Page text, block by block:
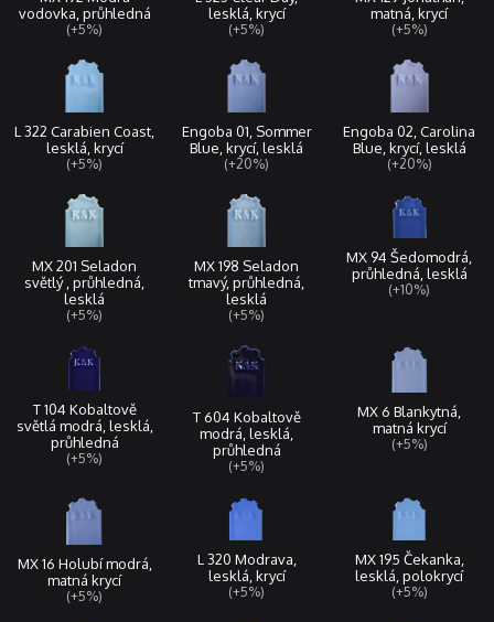
vodovka, průhledná
(+5%)
lesklá, krycí
(+5%)
matná, krycí
(+5%)
L 322 Carabien Coast,
lesklá, krycí
(+5%)
Engoba 01, Sommer
Blue, krycí, lesklá
(+20%)
Engoba 02, Carolina
Blue, krycí, lesklá
(+20%)
MX 201 Seladon
světlý , průhledná,
lesklá
(+5%)
MX 198 Seladon
tmavý, průhledná,
lesklá
(+5%)
MX 94 Šedomodrá,
průhledná, lesklá
(+10%)
T 104 Kobaltově
světlá modrá, lesklá,
průhledná
(+5%)
T 604 Kobaltově
modrá, lesklá,
průhledná
(+5%)
MX 6 Blankytná,
matná krycí
(+5%)
MX 16 Holubí modrá,
matná krycí
(+5%)
L 320 Modrava,
lesklá, krycí
(+5%)
MX 195 Čekanka,
lesklá, polokrycí
(+5%)